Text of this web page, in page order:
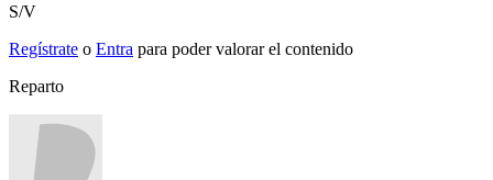
S/V
Regístrate o Entra para poder valorar el contenido
Reparto